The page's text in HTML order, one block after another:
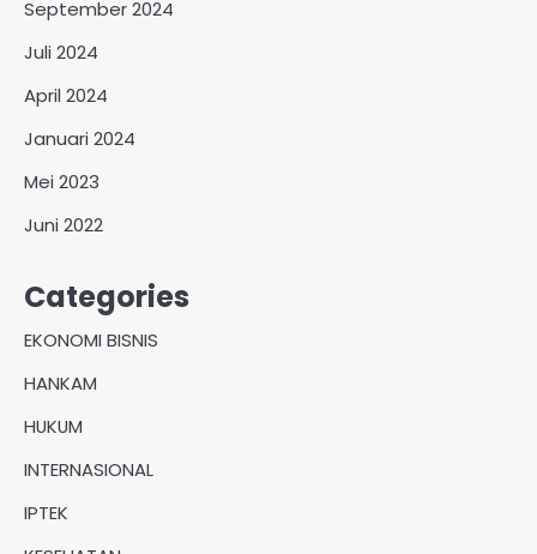
September 2024
Juli 2024
April 2024
Januari 2024
Mei 2023
Juni 2022
Categories
EKONOMI BISNIS
HANKAM
HUKUM
INTERNASIONAL
IPTEK